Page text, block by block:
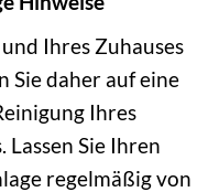
Ihres Zuhauses
Sie daher auf eine
Ihres
Lassen Sie Ihren
regelmäßig von